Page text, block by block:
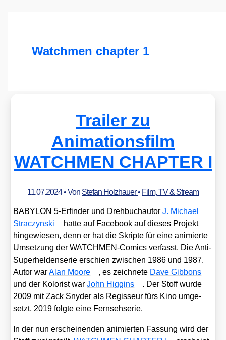
Watchmen chapter 1
Trailer zu
Animationsfilm
WATCHMEN CHAPTER I
11.07.2024• Von Stefan Holzhauer• Film, TV & Stream
BABYLON 5‑Erfinder und Dreh­buch­au­torJ. Micha­el
Strac­zyn­ski
hat­te auf Face­book auf die­ses Pro­jekt
hin­ge­wie­sen, denn er hat die Skrip­te für eine ani­mier­te
Umset­zung der WATCH­MEN-Comics ver­fasst. Die Anti-
Super­hel­den­se­rie erschien zwi­schen 1986 und 1987.
Autor warAlan Moo­re , es zeich­ne­te Dave Gib­bons
und der Kolo­rist warJohn Hig­gins
. Der Stoff wur­de
2009 mit Zack Sny­der als Regis­seur fürs Kino umge­
setzt, 2019 folg­te eine Fern­seh­se­rie.
In der nun erschei­nen­den ani­mier­ten Fas­sung wird der